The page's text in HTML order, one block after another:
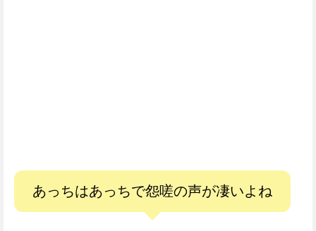
あっちはあっちで怨嗟の声が凄いよね